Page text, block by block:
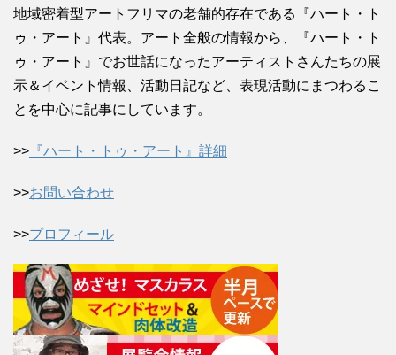
地域密着型アートフリマの老舗的存在である『ハート・ト
ゥ・アート』代表。アート全般の情報から、『ハート・ト
ゥ・アート』でお世話になったアーティストさんたちの展
示＆イベント情報、活動日記など、表現活動にまつわるこ
とを中心に記事にしています。
>> 『ハート・トゥ・アート』詳細
>>お問い合わせ
>>プロフィール